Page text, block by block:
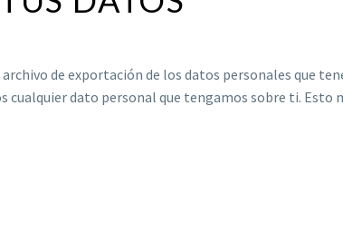
de exportación de los datos personales que
dato personal que tengamos sobre ti. Esto